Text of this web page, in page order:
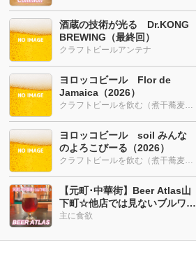
酒蔵の技術が光る Dr.KONG
BREWING（最終回）
クラフトビールアンテナ
ヨロッコビール Flor de
Jamaica（2026）
クラフトビールを飲む（煮干蕎麦も・・・）
ヨロッコビール soil みんな
のよろこびーる（2026）
クラフトビールを飲む（煮干蕎麦も・・・）
【元町･中華街】Beer Atlas山
下町☆他店では見ないブルワリ
ー多め
主に食欲